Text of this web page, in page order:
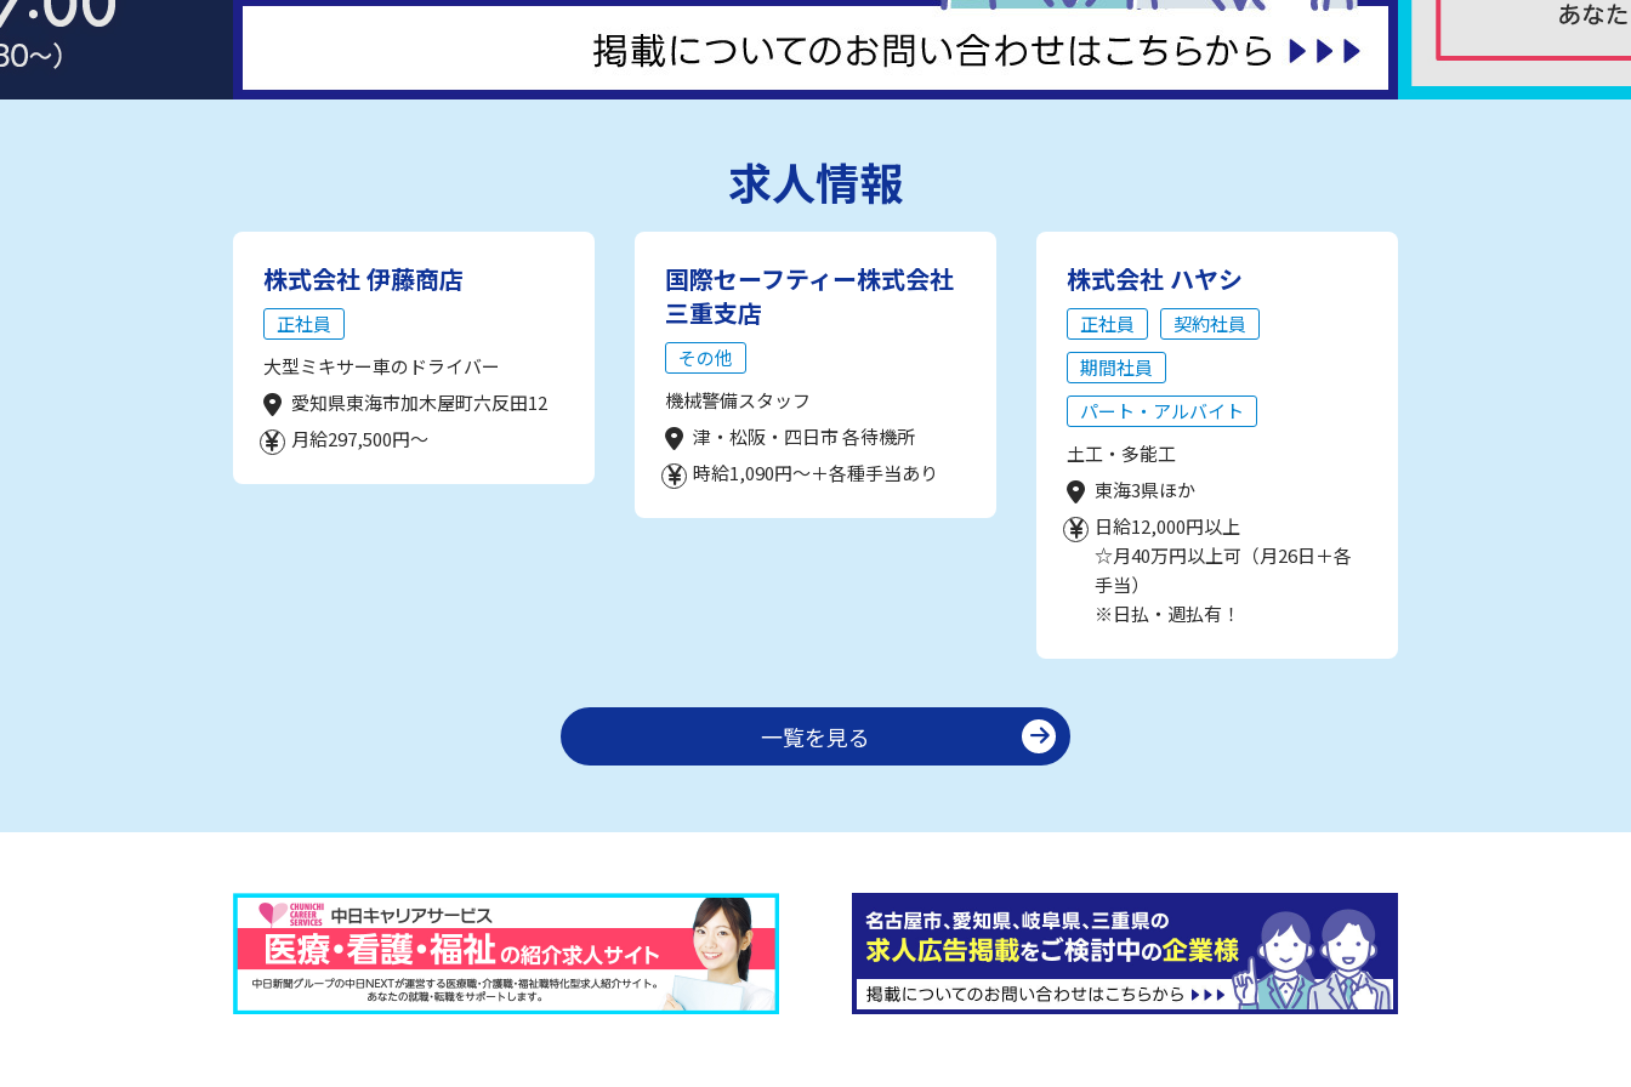
求人情報
株式会社 伊藤商店
正社員
大型ミキサー車のドライバー
愛知県東海市加木屋町六反田12
月給297,500円～
国際セーフティー株式会社
三重支店
その他
機械警備スタッフ
津・松阪・四日市 各待機所
時給1,090円～＋各種手当あり
株式会社 ハヤシ
正社員
契約社員
期間社員
パート・アルバイト
土工・多能工
東海3県ほか
日給12,000円以上
☆月40万円以上可（月26日＋各
手当）
※日払・週払有！
一覧を見る